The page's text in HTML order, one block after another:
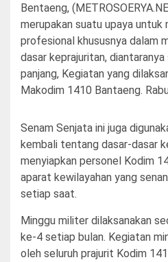
Bentaeng,
merupakan suatu upaya untuk
profesional khususnya dalam
dasar keprajuritan,
panjang, Kegiatan yang
Makodim 1410 Bantaeng.
Senam Senjata ini juga
kembali tentang dasar-dasar
menyiapkan personel Kodim
aparat kewilayahan yang
setiap saat.
Minggu militer dilaksanakan
ke-4 setiap bulan. Kegiatan
oleh seluruh prajurit Kodim